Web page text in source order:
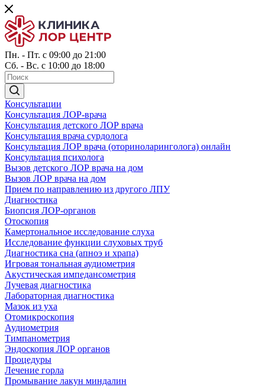
Пн. - Пт. с 09:00 до 21:00
Сб. - Вс. с 10:00 до 18:00
Консультации
Консультация ЛОР-врача
Консультация детского ЛОР врача
Консультация врача сурдолога
Консультация ЛОР врача (оториноларинголога) онлайн
Консультация психолога
Вызов детского ЛОР врача на дом
Вызов ЛОР врача на дом
Прием по направлению из другого ЛПУ
Диагностика
Биопсия ЛОР-органов
Отоскопия
Камертональное исследование слуха
Исследование функции слуховых труб
Диагностика сна (апноэ и храпа)
Игровая тональная аудиометрия
Акустическая импедансометрия
Лучевая диагностика
Лабораторная диагностика
Мазок из уха
Отомикроскопия
Аудиометрия
Тимпанометрия
Эндоскопия ЛОР органов
Процедуры
Лечение горла
Промывание лакун миндалин